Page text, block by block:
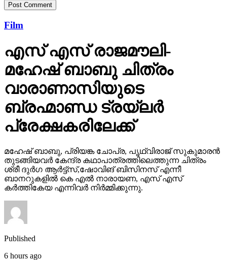
Film
എസ് എസ് രാജമൗലി-
മഹേഷ് ബാബു ചിത്രം
വാരാണാസിയുടെ
ബ്രഹ്മാണ്ഡ ട്രയ്ലർ
പ്രേക്ഷകരിലേക്ക്
മഹേഷ് ബാബു, പ്രിയങ്ക ചോപ്ര, പൃഥ്വിരാജ് സുകുമാരൻ
തുടങ്ങിയവർ കേന്ദ്ര കഥാപാത്രത്തിലെത്തുന്ന ചിത്രം
ശ്രീ ദുർഗ ആർട്ട്സ്,ഷോവിങ് ബിസിനസ് എന്നീ
ബാനറുകളിൽ കെ എൽ നാരായണ, എസ് എസ്
കർത്തികേയ എന്നിവർ നിർമ്മിക്കുന്നു.
Published
6 hours ago